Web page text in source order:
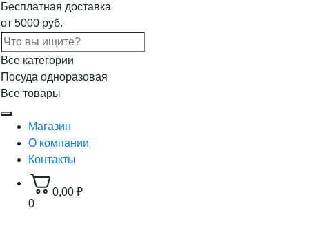
Бесплатная доставка
от 5000 руб.
Все категории
Посуда одноразовая
Все товары
Магазин
О компании
Контакты
0
0,00 ₽